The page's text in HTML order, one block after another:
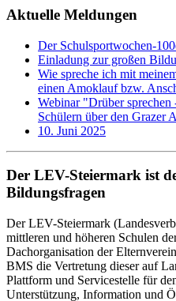
Aktuelle Meldungen
Der Schulsportwochen-
Einladung zur großen
Wie spreche ich mit
einen Amoklauf bzw.
Webinar "Drüber
Schülern über den Grazer
10. Juni 2025
Der LEV-Steiermark ist
Bildungsfragen
Der LEV-Steiermark
mittleren und höheren Schulen
Dachorganisation der
BMS die Vertretung dieser auf
Plattform und Servicestelle für
Unterstützung, Information und